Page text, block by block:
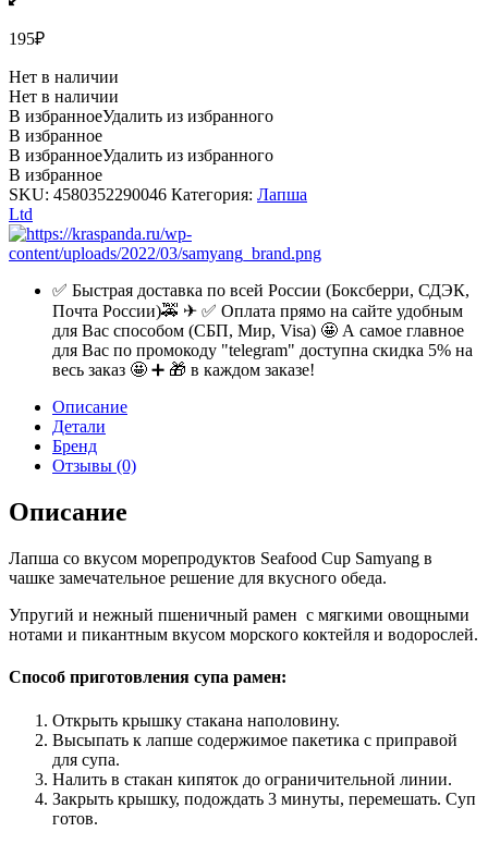
195₽
Нет в наличии
Нет в наличии
В избранноеУдалить из избранного
В избранное
В избранноеУдалить из избранного
В избранное
SKU: 4580352290046 Категория: Лапша
Ltd
✅ Быстрая доставка по всей России (Боксберри, СДЭК,
Почта России)🚕 ✈ ✅ Оплата прямо на сайте удобным
для Вас способом (СБП, Мир, Visa) 🤩 А самое главное
для Вас по промокоду "telegram" доступна скидка 5% на
весь заказ 🤩 ➕ 🎁 в каждом заказе!
Описание
Детали
Бренд
Отзывы (0)
Описание
Лапша со вкусом морепродуктов Seafood Cup Samyang в
чашке замечательное решение для вкусного обеда.
Упругий и нежный пшеничный рамен с мягкими овощными
нотами и пикантным вкусом морского коктейля и водорослей.
Способ приготовления супа рамен:
Открыть крышку стакана наполовину.
Высыпать к лапше содержимое пакетика с приправой
для супа.
Налить в стакан кипяток до ограничительной линии.
Закрыть крышку, подождать 3 минуты, перемешать. Суп
готов.